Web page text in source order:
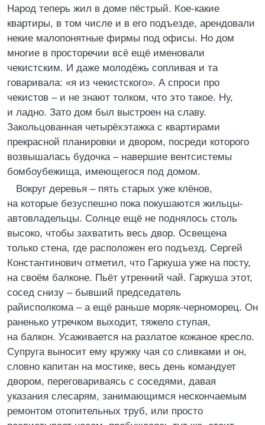
Народ теперь жил в доме пёстрый. Кое-какие
квартиры, в том числе и в его подъезде, арендовали
некие малопонятные фирмы под офисы. Но дом
многие в просторечии всё ещё именовали
чекистским. И даже молодёжь сопливая и та
говаривала: «я из чекистского». А спроси про
чекистов – и не знают толком, что это такое. Ну,
и ладно. Зато дом был выстроен на славу.
Закольцованная четырёхэтажка с квартирами
прекрасной планировки и двором, посреди которого
возвышалась будочка – навершие вентсистемы
бомбоубежища, имеющегося под домом.
Вокруг деревья – пять старых уже клёнов,
на которые безуспешно пока покушаются жильцы-
автовладельцы. Солнце ещё не поднялось столь
высоко, чтобы захватить весь двор. Освещена
только стена, где расположен его подъезд. Сергей
Константинович отметил, что Гаркуша уже на посту,
на своём балконе. Пьёт утренний чай. Гаркуша этот,
сосед снизу – бывший председатель
райисполкома – а ещё раньше моряк-черноморец. Он
раненько утречком выходит, тяжело ступая,
на балкон. Усаживается на разлатое кожаное кресло.
Супруга выносит ему кружку чая со сливками и он,
словно капитан на мостике, весь день командует
двором, переговариваясь с соседями, давая
указания слесарям, занимающимся нескончаемым
ремонтом отопительных труб, или просто